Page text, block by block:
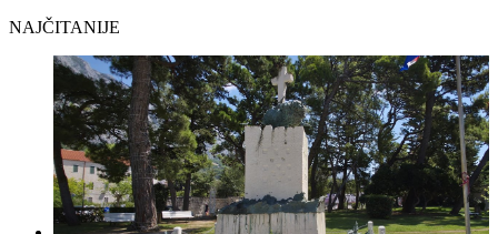
NAJČITANIJE